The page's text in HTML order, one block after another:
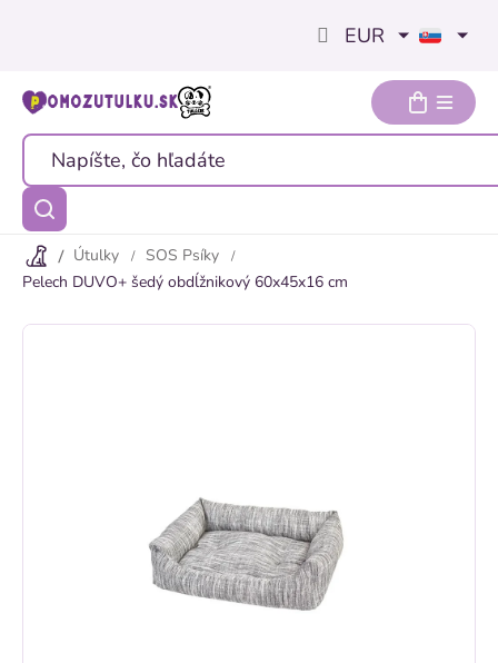
EUR
Útulky
SOS Psíky
Pelech DUVO+ šedý obdĺžnikový 60x45x16 cm